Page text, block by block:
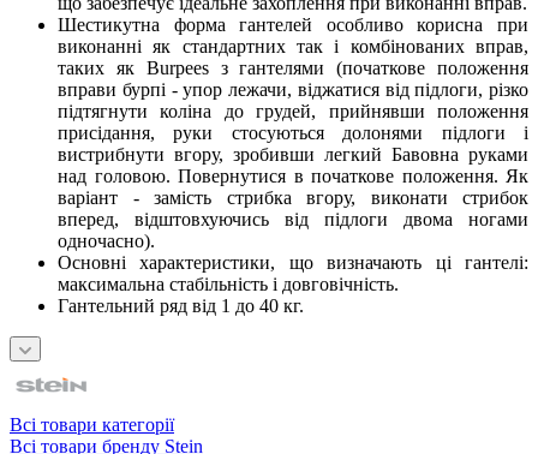
Шестикутна форма гантелей особливо корисна при
виконанні як стандартних так і комбінованих вправ,
таких як Burpees з гантелями (початкове положення
вправи бурпі - упор лежачи, віджатися від підлоги, різко
підтягнути коліна до грудей, прийнявши положення
присідання, руки стосуються долонями підлоги і
вистрибнути вгору, зробивши легкий Бавовна руками
над головою. Повернутися в початкове положення. Як
варіант - замість стрибка вгору, виконати стрибок
вперед, відштовхуючись від підлоги двома ногами
одночасно).
Основні характеристики, що визначають ці гантелі:
максимальна стабільність і довговічність.
Гантельний ряд від 1 до 40 кг.
Всі товари категорії
Всі товари бренду Stein